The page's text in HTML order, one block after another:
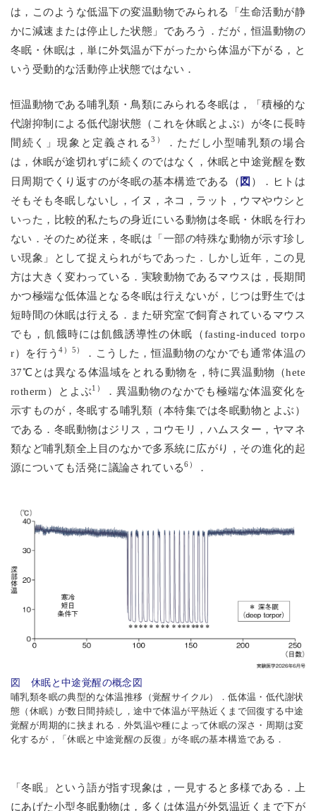
は，このような低温下の変温動物でみられる「生命活動が静
かに減速または停止した状態」であろう．だが，恒温動物の
冬眠・休眠は，単に外気温が下がったから体温が下がる，と
いう受動的な活動停止状態ではない．
恒温動物である哺乳類・鳥類にみられる冬眠は，「積極的な
代謝抑制による低代謝状態（これを休眠とよぶ）が冬に長時
間続く」現象と定義される3）
．ただし小型哺乳類の場合
は，休眠が途切れずに続くのではなく，休眠と中途覚醒を数
日周期でくり返すのが冬眠の基本構造である（ 図 ）．ヒトは
そもそも冬眠しないし，イヌ，ネコ，ラット，ウマやウシと
いった，比較的私たちの身近にいる動物は冬眠・休眠を行わ
ない．そのため従来，冬眠は「一部の特殊な動物が示す珍し
い現象」として捉えられがちであった．しかし近年，この見
方は大きく変わっている．実験動物であるマウスは，長期間
かつ極端な低体温となる冬眠は行えないが，じつは野生では
短時間の休眠は行える．また研究室で飼育されているマウス
でも，飢餓時には飢餓誘導性の休眠（fasting-induced torpo
r）を行う4）5）
．こうした，恒温動物のなかでも通常体温の
37℃とは異なる体温域をとれる動物を，特に異温動物（hete
rotherm）とよぶ1）
．異温動物のなかでも極端な体温変化を
示すものが，冬眠する哺乳類（本特集では冬眠動物とよぶ）
である．冬眠動物はジリス，コウモリ，ハムスター，ヤマネ
類など哺乳類全上目のなかで多系統に広がり，その進化的起
源についても活発に議論されている6） ．
図 休眠と中途覚醒の概念図
哺乳類冬眠の典型的な体温推移（覚醒サイクル）．低体温・低代謝状
態（休眠）が数日間持続し，途中で体温が平熱近くまで回復する中途
覚醒が周期的に挟まれる．外気温や種によって休眠の深さ・周期は変
化するが，「休眠と中途覚醒の反復」が冬眠の基本構造である．
「冬眠」という語が指す現象は，一見すると多様である．上
にあげた小型冬眠動物は，多くは体温が外気温近くまで下が